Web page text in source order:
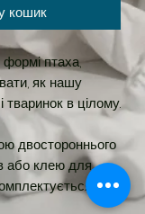
кошик
птаха,
як нашу
тваринок в цілому.
двостороннього
або клею для